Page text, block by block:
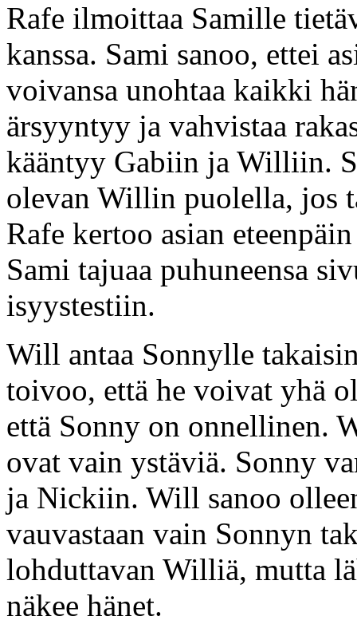
Rafe ilmoittaa Samille
kanssa. Sami sanoo, ettei
voivansa unohtaa kaikki
ärsyyntyy ja vahvistaa
kääntyy Gabiin ja Williin.
olevan Willin puolella, jos
Rafe kertoo asian
Sami tajuaa puhuneensa
isyystestiin.
Will antaa Sonnylle
toivoo, että he voivat yhä
että Sonny on onnellinen.
ovat vain ystäviä. Sonny
ja Nickiin. Will sanoo
vauvastaan vain Sonnyn
lohduttavan Williä, mutta
näkee hänet.